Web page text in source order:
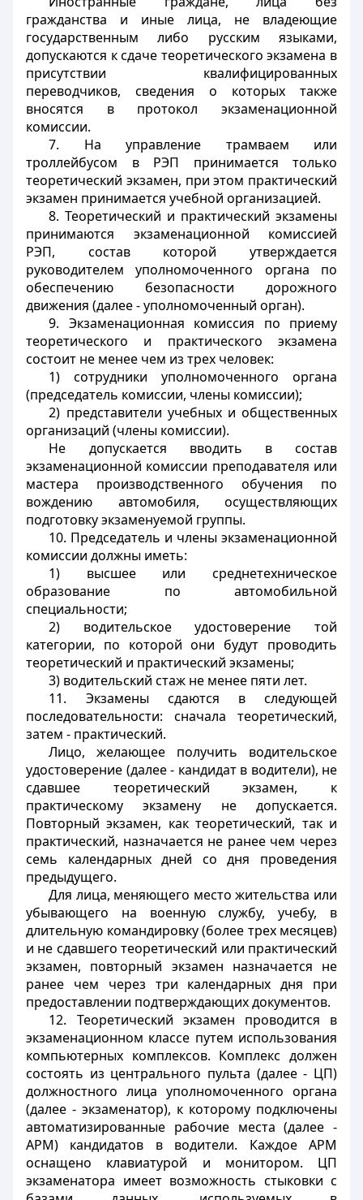
гражданства и иные лица, не владеющие
государственным либо русским языками,
допускаются к сдаче теоретического экзамена в
присутствии квалифицированных
переводчиков, сведения о которых также
вносятся в протокол экзаменационной
комиссии.
7. На управление трамваем или
троллейбусом в РЭП принимается только
теоретический экзамен, при этом практический
экзамен принимается учебной организацией.
8. Теоретический и практический экзамены
принимаются экзаменационной комиссией
РЭП, состав которой утверждается
руководителем уполномоченного органа по
обеспечению безопасности дорожного
движения (далее - уполномоченный орган).
9. Экзаменационная комиссия по приему
теоретического и практического экзамена
состоит не менее чем из трех человек:
1) сотрудники уполномоченного органа
(председатель комиссии, члены комиссии);
2) представители учебных и общественных
организаций (члены комиссии).
Не допускается вводить в состав
экзаменационной комиссии преподавателя или
мастера производственного обучения по
вождению автомобиля, осуществляющих
подготовку экзаменуемой группы.
10. Председатель и члены экзаменационной
комиссии должны иметь:
1) высшее или среднетехническое
образование по автомобильной
специальности;
2) водительское удостоверение той
категории, по которой они будут проводить
теоретический и практический экзамены;
3) водительский стаж не менее пяти лет.
11. Экзамены сдаются в следующей
последовательности: сначала теоретический,
затем - практический.
Лицо, желающее получить водительское
удостоверение (далее - кандидат в водители), не
сдавшее теоретический экзамен, к
практическому экзамену не допускается.
Повторный экзамен, как теоретический, так и
практический, назначается не ранее чем через
семь календарных дней со дня проведения
предыдущего.
Для лица, меняющего место жительства или
убывающего на военную службу, учебу, в
длительную командировку (более трех месяцев)
и не сдавшего теоретический или практический
экзамен, повторный экзамен назначается не
ранее чем через три календарных дня при
предоставлении подтверждающих документов.
12. Теоретический экзамен проводится в
экзаменационном классе путем использования
компьютерных комплексов. Комплекс должен
состоять из центрального пульта (далее - ЦП)
должностного лица уполномоченного органа
(далее - экзаменатор), к которому подключены
автоматизированные рабочие места (далее -
АРМ) кандидатов в водители. Каждое АРМ
оснащено клавиатурой и монитором. ЦП
экзаменатора имеет возможность стыковки с